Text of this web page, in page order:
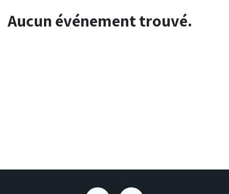
Aucun événement trouvé.